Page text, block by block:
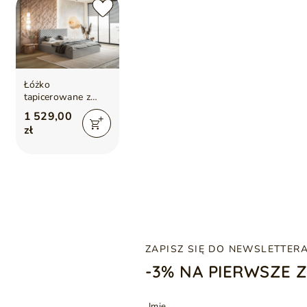
Łóżko
tapicerowane z
pojemnikiem i
stelażem 140x200
Esma Szare
1 529,00
zł
ZAPISZ SIĘ DO NEWSLETTERA
-3% NA PIERWSZE